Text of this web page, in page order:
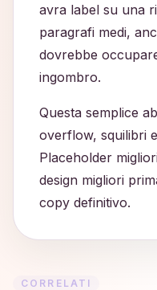
avra label su una
paragrafi medi,
dovrebbe
ingombro.
Questa semplice
overflow, squilibri
Placeholder
design migliori
copy definitivo.
CORRELATI